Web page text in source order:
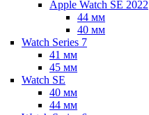
Apple Watch SE 2022
44 мм
40 мм
Watch Series 7
41 мм
45 мм
Watch SE
40 мм
44 мм